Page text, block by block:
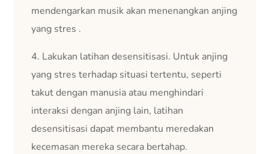
mendengarkan musik akan menenangkan anjing
yang stres .
4. Lakukan latihan desensitisasi. Untuk anjing
yang stres terhadap situasi tertentu, seperti
takut dengan manusia atau menghindari
interaksi dengan anjing lain, latihan
desensitisasi dapat membantu meredakan
kecemasan mereka secara bertahap.